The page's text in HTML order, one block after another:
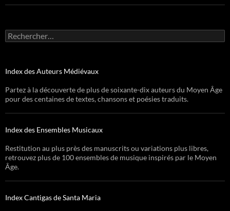
Rechercher :
Index des Auteurs Médiévaux
Partez à la découverte de plus de soixante-dix auteurs du Moyen Âge
pour des centaines de textes, chansons et poésies traduits.
Index des Ensembles Musicaux
Restitution au plus près des manuscrits ou variations plus libres,
retrouvez plus de 100 ensembles de musique inspirés par le Moyen
Âge.
Index Cantigas de Santa Maria